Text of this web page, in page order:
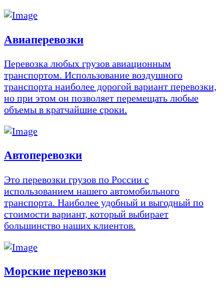
Авиаперевозки
Перевозка любых грузов авиационным
транспортом. Использование воздушного
транспорта наиболее дорогой вариант перевозки,
но при этом он позволяет перемещать любые
объемы в кратчайшие сроки.
Автоперевозки
Это перевозки грузов по России с
использованием нашего автомобильного
транспорта. Наиболее удобный и выгодный по
стоимости вариант, который выбирает
большинство наших клиентов.
Морские перевозки